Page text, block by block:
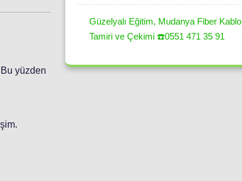
yüzden
Güzelyalı Eğitim, Mudanya Fiber Kablo
Tamiri ve Çekimi ☎️0551 471 35 91